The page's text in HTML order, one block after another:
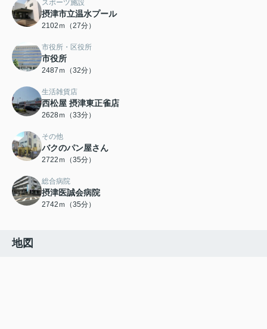
スポーツ施設
摂津市立温水プール
2102ｍ（27分）
市役所・区役所
市役所
2487ｍ（32分）
生活雑貨店
西松屋 摂津東正雀店
2628ｍ（33分）
その他
バクのパン屋さん
2722ｍ（35分）
総合病院
摂津医誠会病院
2742ｍ（35分）
地図